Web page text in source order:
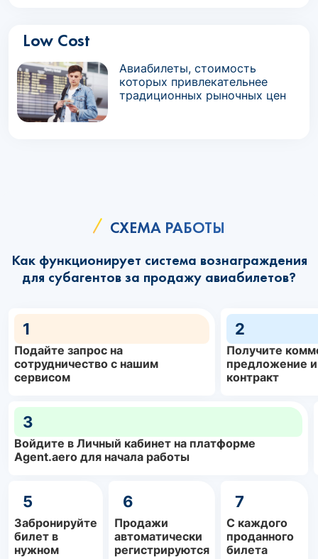
Low Cost
Авиабилеты, стоимость
которых привлекательнее
традиционных рыночных цен
СХЕМА РАБОТЫ
Как функционирует система вознаграждения
для субагентов за продажу авиабилетов?
1
Подайте запрос на
сотрудничество с нашим
сервисом
2
Получите
предложение
контракт
3
Войдите в Личный кабинет на платформе
Agent.aero для начала работы
5
Забронируйте
билет в
нужном
6
Продажи
автоматически
регистрируются
7
С каждого
проданного
билета